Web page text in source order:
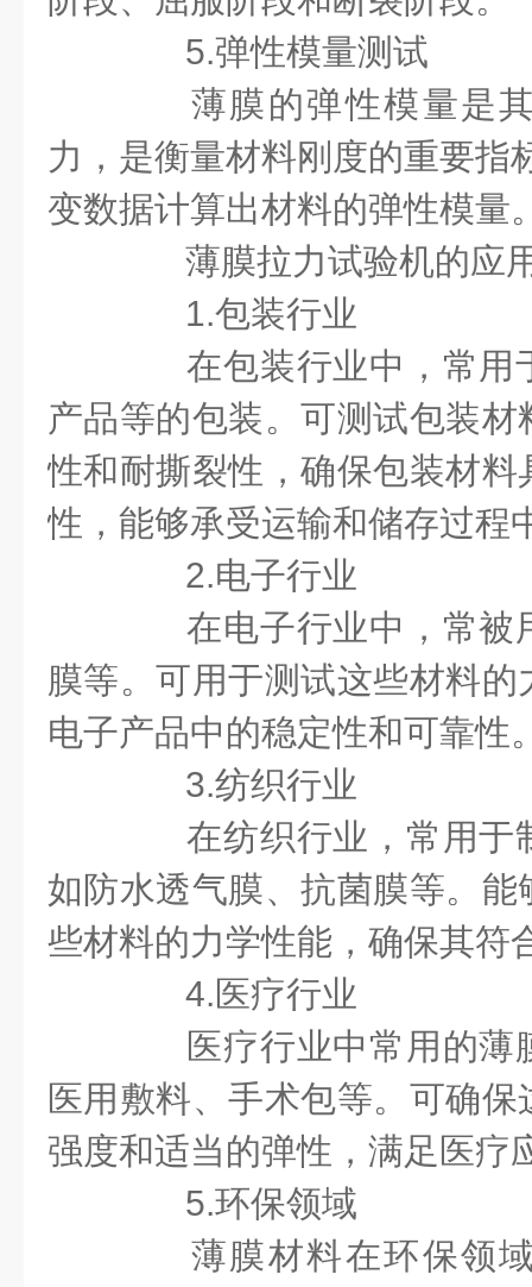
5.弹性模量测试
薄膜的弹性模量是其
力，是衡量材料刚度的重要指
变数据计算出材料的弹性模量
薄膜拉力试验机的应
1.包装行业
在包装行业中，常用
产品等的包装。可测试包装
性和耐撕裂性，确保包装材
性，能够承受运输和储存过程
2.电子行业
在电子行业中，常被
膜等。可用于测试这些材料
电子产品中的稳定性和可靠性
3.纺织行业
在纺织行业，常用于
如防水透气膜、抗菌膜等。
些材料的力学性能，确保其符
4.医疗行业
医疗行业中常用的薄
医用敷料、手术包等。可确
强度和适当的弹性，满足医疗
5.环保领域
薄膜材料在环保领域